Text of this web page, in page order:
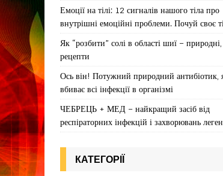
Емоції на тілі: 12 сигналів нашого тіла про
внутрішні емоційні проблеми. Почуй своє
Як “розбити” солі в області шиї –
рецепти
Ось він! Потужний природний антибіотик,
вбиває всі інфекції в організмі
ЧЕБРЕЦЬ + МЕД – найкращий засіб від
респіраторних інфекцій і захворювань
КАТЕГОРІЇ